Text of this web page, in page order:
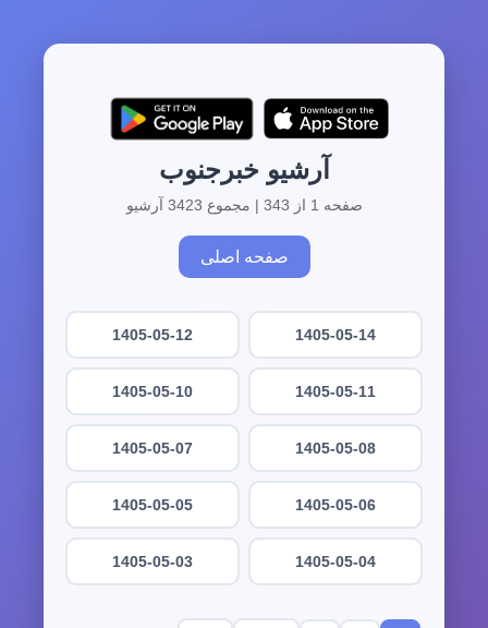
آرشیو خبرجنوب
صفحه 1 از 343 | مجموع 3423 آرشیو
صفحه اصلی
1405-05-14
1405-05-12
1405-05-11
1405-05-10
1405-05-08
1405-05-07
1405-05-06
1405-05-05
1405-05-04
1405-05-03